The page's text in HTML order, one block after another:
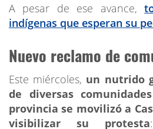
A pesar de ese avance,
indígenas que esperan su
Nuevo reclamo de
Este miércoles, un nutrido
de diversas
provincia se movilizó a
visibilizar su protesta